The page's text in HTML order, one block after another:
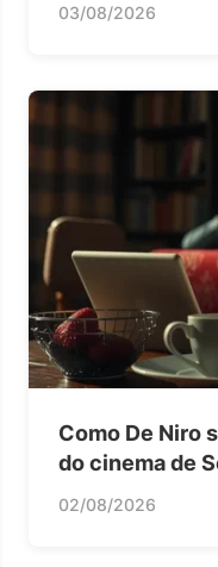
03/08/2026
Como De Niro
do cinema de
02/08/2026